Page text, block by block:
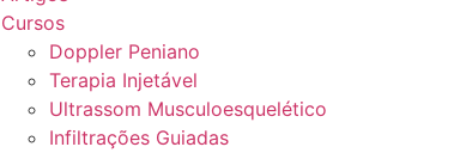
Cursos
Doppler Peniano
Terapia Injetável
Ultrassom Musculoesquelético
Infiltrações Guiadas